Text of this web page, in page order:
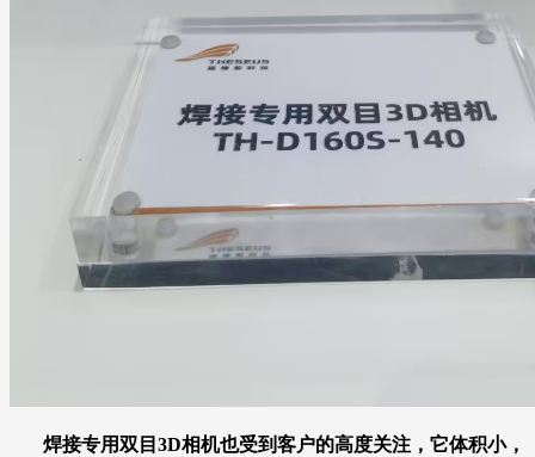
焊接专用双目3D相机也受到客户的高度关注，它体积小，